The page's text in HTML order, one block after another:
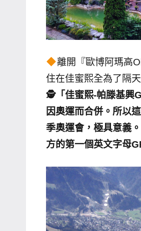
遊
書
作
各
發
會
及
活
動
持、
學
校
企
業
離開『歐博阿瑪高
住在佳蜜熙全為了隔
🕵️「佳蜜熙-帕滕基興
因奧運而合併。所以
季奧運會，極具意義
方的第一個英文字母